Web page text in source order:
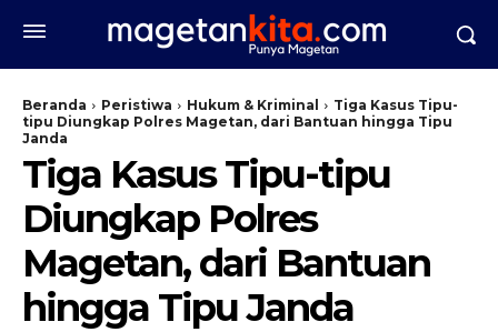
Beranda Peristiwa Hukum & Kriminal
Tiga Kasus Tipu-
tipu Diungkap Polres Magetan, dari Bantuan hingga Tipu
Janda
Tiga Kasus Tipu-tipu
Diungkap Polres
Magetan, dari Bantuan
hingga Tipu Janda